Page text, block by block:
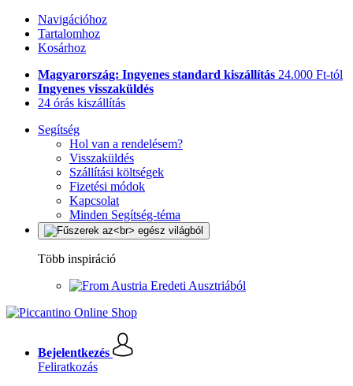
Navigációhoz
Tartalomhoz
Kosárhoz
Magyarország: Ingyenes standard kiszállítás 24.000 Ft-tól
Ingyenes visszaküldés
24 órás kiszállítás
Segítség
Hol van a rendelésem?
Visszaküldés
Szállítási költségek
Fizetési módok
Kapcsolat
Minden Segítség-téma
Több inspiráció
Eredeti Ausztriából
Bejelentkezés
Feliratkozás